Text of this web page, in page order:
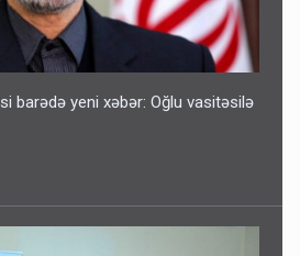
barədə yeni xəbər: Oğlu vasitəsilə